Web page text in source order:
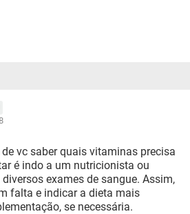
vc saber quais vitaminas precisa
é indo a um nutricionista ou
exames de sangue. Assim,
falta e indicar a dieta mais
se necessária.